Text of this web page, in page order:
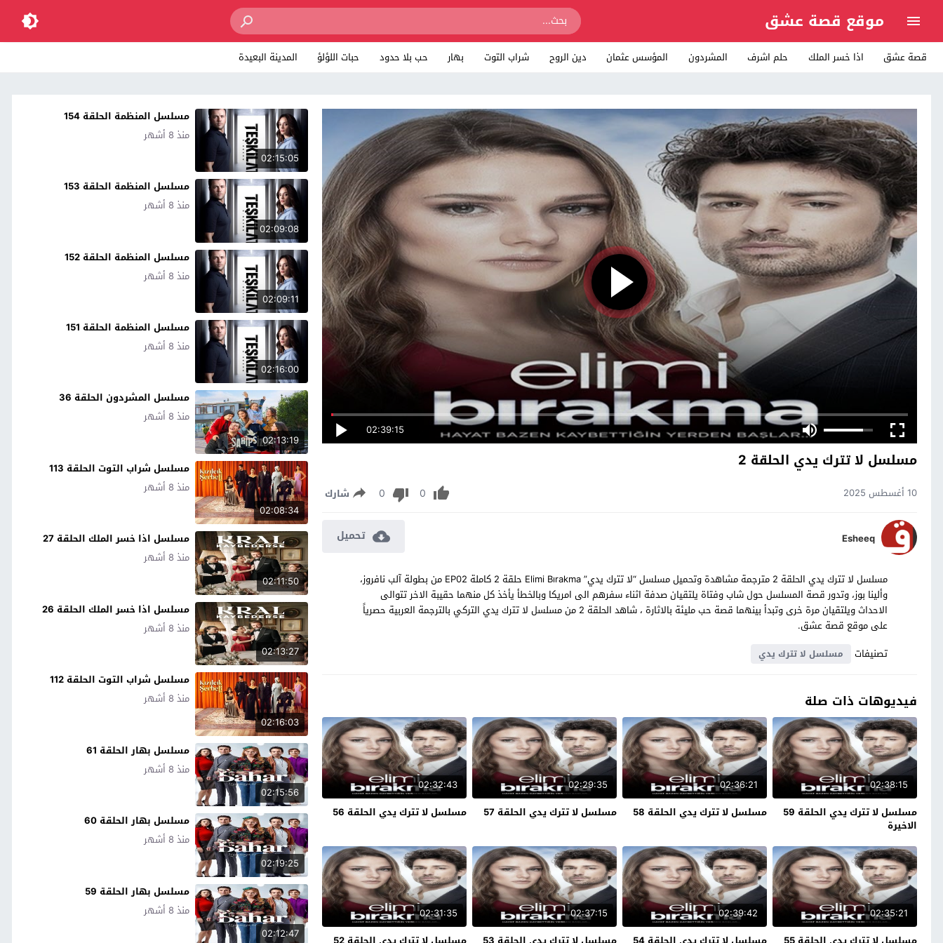
موقع قصة عشق
قصة عشق اذا خسر الملك حلم اشرف المشردون المؤسس عثمان دين الروح شراب التوت بهار حب بلا حدود حبات اللؤلؤ المدينة البعيدة
02:39:15
مسلسل لا تترك يدي الحلقة 2
10 أغسطس 2025 0
0 شارك
Esheeq تحميل
مسلسل لا تترك يدي الحلقة 2 مترجمة مشاهدة وتحميل مسلسل “لا تترك يدي” Elimi Bırakma حلقة 2 كاملة EP02 من بطولة آلب نافروز،
وألينا بوز، وتدور قصة المسلسل حول شاب وفتاة يلتقيان صدفة اثناء سفرهم الى امريكا وبالخطأ يأخذ كل منهما حقيبة الاخر تتوالى
الاحداث ويلتقيان مرة خرى وتبدأ بينهما قصة حب مليئة بالاثارة ، شاهد الحلقة 2 من مسلسل لا تترك يدي التركي بالترجمة العربية حصرياً
على موقع قصة عشق.
تصنيفات
مسلسل لا تترك يدي
فيديوهات ذات صلة
02:38:15
مسلسل لا تترك يدي الحلقة 59
الاخيرة
02:36:21
مسلسل لا تترك يدي الحلقة 58
02:29:35
مسلسل لا تترك يدي الحلقة 57
02:32:43
مسلسل لا تترك يدي الحلقة 56
02:35:21
02:39:42
02:37:15
02:31:35
02:15:05
مسلسل المنظمة الحلقة 154
منذ 8 أشهر
02:09:08
مسلسل المنظمة الحلقة 153
منذ 8 أشهر
02:09:11
مسلسل المنظمة الحلقة 152
منذ 8 أشهر
02:16:00
مسلسل المنظمة الحلقة 151
منذ 8 أشهر
02:13:19
مسلسل المشردون الحلقة 36
منذ 8 أشهر
02:08:34
مسلسل شراب التوت الحلقة 113
منذ 8 أشهر
02:11:50
مسلسل اذا خسر الملك الحلقة 27
منذ 8 أشهر
02:13:27
مسلسل اذا خسر الملك الحلقة 26
منذ 8 أشهر
02:16:03
مسلسل شراب التوت الحلقة 112
منذ 8 أشهر
02:15:56
مسلسل بهار الحلقة 61
منذ 8 أشهر
02:19:25
مسلسل بهار الحلقة 60
منذ 8 أشهر
02:12:47
مسلسل بهار الحلقة 59
منذ 8 أشهر